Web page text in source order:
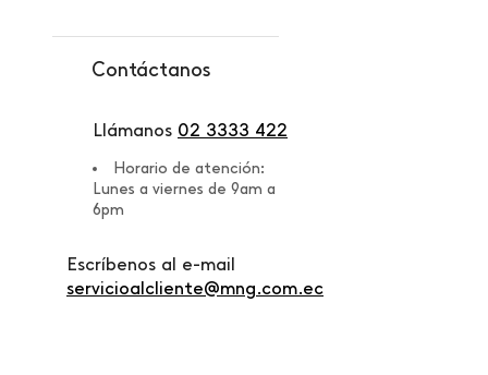
Contáctanos
Llámanos 02 3333 422
Horario de atención:
Lunes a viernes de 9am a
6pm
Escríbenos al e-mail
servicioalcliente@mng.com.ec